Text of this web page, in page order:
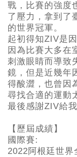
戰，比賽的強度
了壓力，拿到了
的世界冠軍。
起初得知ZIV是
因為比賽大多在
刺激眼睛而導致
鏡，但是近幾年
得酸澀，也曾因
尋找合適的運動
最後感謝ZIV給
【歷屆成績】
國際賽:
2022阿根廷世